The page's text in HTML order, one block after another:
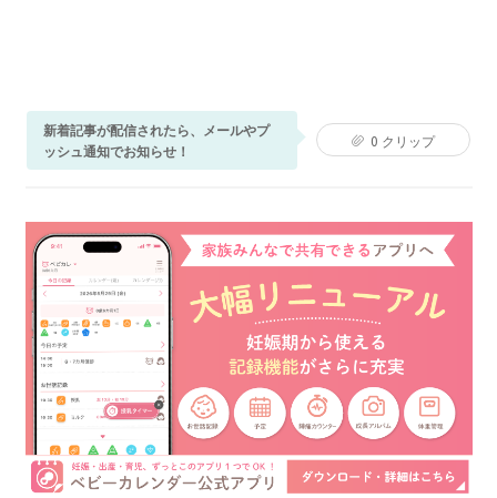
新着記事が配信されたら、メールやプ
ッシュ通知でお知らせ！
0 クリップ